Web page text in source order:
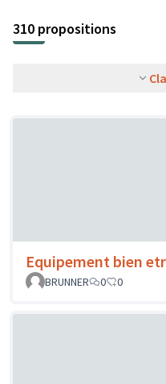
310 propositions
Equipement bien
BRUNNER
0 0